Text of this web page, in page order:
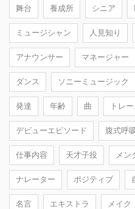
舞台 養成所 シニア
ミュージシャン 人見知り
アナウンサー マネージャー
ダンス ソニーミュージック
発達 年齢 曲 トレ
デビューエピソード 腹式呼吸
仕事内容 天才子役 メン
ナレーター ポジティブ
名言 エキストラ メイク